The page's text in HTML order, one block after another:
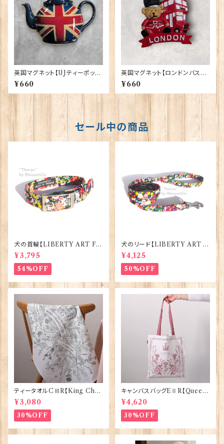
英国マグネット【UJティーポッ
ト】Elgate Products 90030
¥660
英国マグネット【ロンドンバスベ
ア】A&S Gifts 90030
¥660
セール中の商品
犬の首輪【LIBERTY ART FA
BRIC=Thorpe】BlossomCo
90295
¥3,795
54%OFF
犬のリード【LIBERTY ART F
ABRIC=Thorpe】BlossomC
o 90294
¥4,125
50%OFF
ティータオルCⅢR【King Char
lesⅢ Coronation】Victoria
Eggs 50129
¥3,080
30%OFF
キャンバスバッグEⅡR【Queen
ElizabethⅡ Commemorativ
e】Victoria Eggs 90332
¥4,620
30%OFF